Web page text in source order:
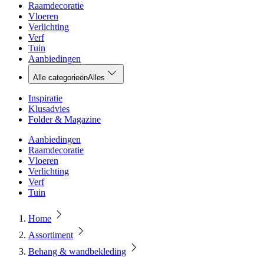
Raamdecoratie
Vloeren
Verlichting
Verf
Tuin
Aanbiedingen
Alle categorieënAlles
Inspiratie
Klusadvies
Folder & Magazine
Aanbiedingen
Raamdecoratie
Vloeren
Verlichting
Verf
Tuin
Home
Assortiment
Behang & wandbekleding